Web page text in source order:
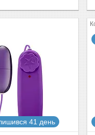
41 день